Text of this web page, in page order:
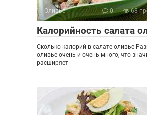
Оливье 0 68
Калорийность салата
Сколько калорий в салате оливье
оливье очень и очень много, что
расширяет